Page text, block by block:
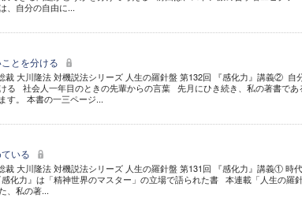
、自分の自由に...
とを分ける
裁 大川隆法 対機説法シリーズ 人生の羅針盤 第132回 『感化力』講義② 自
る 社会人一年目のときの先輩からの言葉 先月にひき続き、私の著書であ
す。 本書の一三ページ...
いる
裁 大川隆法 対機説法シリーズ 人生の羅針盤 第131回 『感化力』講義① 時
力』は「精神世界のマスター」の立場で語られた書 本連載「人生の羅針
、私の著...